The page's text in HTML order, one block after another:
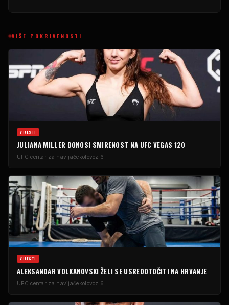
VIŠE POKRIVENOSTI
VIJESTI
JULIANA MILLER DONOSI SMIRENOST NA UFC VEGAS 120
UFC centar za navijačekolovoz 6
VIJESTI
ALEKSANDAR VOLKANOVSKI ŽELI SE USREDOTOČITI NA HRVANJE
UFC centar za navijačekolovoz 6